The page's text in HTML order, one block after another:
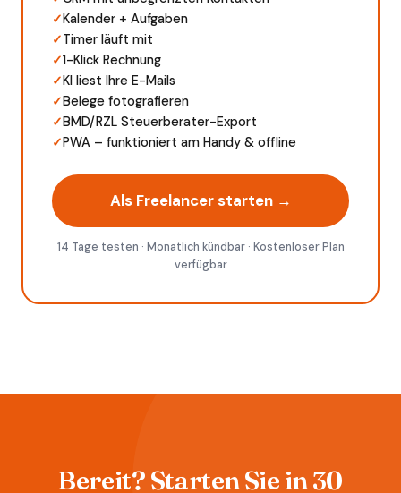
✓Kalender + Aufgaben
✓Timer läuft mit
✓1-Klick Rechnung
✓KI liest Ihre E-Mails
✓Belege fotografieren
✓BMD/RZL Steuerberater-Export
✓PWA – funktioniert am Handy & offline
Als Freelancer starten →
14 Tage testen · Monatlich kündbar · Kostenloser Plan
verfügbar
Bereit? Starten Sie in 30